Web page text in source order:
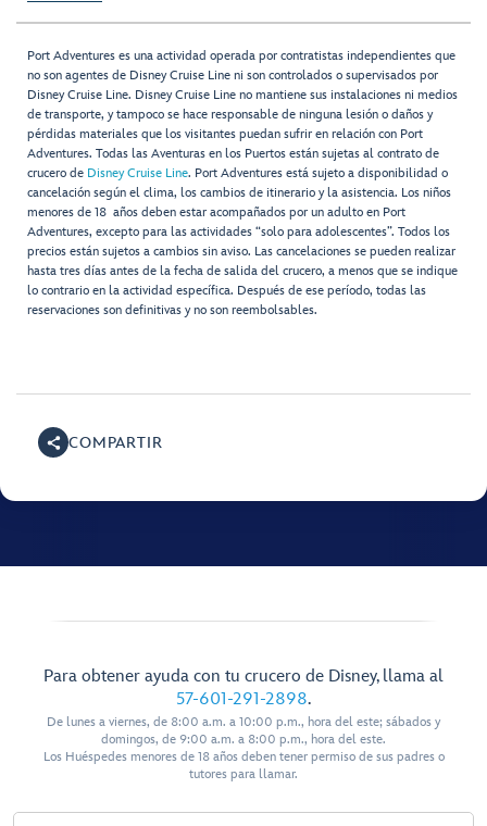
Port Adventures es una actividad operada por contratistas independientes que
no son agentes de Disney Cruise Line ni son controlados o supervisados por
Disney Cruise Line. Disney Cruise Line no mantiene sus instalaciones ni medios
de transporte, y tampoco se hace responsable de ninguna lesión o daños y
pérdidas materiales que los visitantes puedan sufrir en relación con Port
Adventures. Todas las Aventuras en los Puertos están sujetas al contrato de
crucero de Disney Cruise Line. Port Adventures está sujeto a disponibilidad o
cancelación según el clima, los cambios de itinerario y la asistencia. Los niños
menores de 18 años deben estar acompañados por un adulto en Port
Adventures, excepto para las actividades “solo para adolescentes”. Todos los
precios están sujetos a cambios sin aviso. Las cancelaciones se pueden realizar
hasta tres días antes de la fecha de salida del crucero, a menos que se indique
lo contrario en la actividad específica. Después de ese período, todas las
reservaciones son definitivas y no son reembolsables.
COMPARTIR
Para obtener ayuda con tu crucero de Disney, llama al
57-601-291-2898.
De lunes a viernes, de 8:00 a.m. a 10:00 p.m., hora del este; sábados y
domingos, de 9:00 a.m. a 8:00 p.m., hora del este.
Los Huéspedes menores de 18 años deben tener permiso de sus padres o
tutores para llamar.